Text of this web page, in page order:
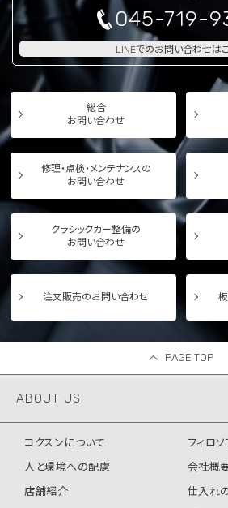
045-719-
LINEでのお問い合わせは
総合
お問い合わせ
修理・点検・メンテナンスの
お問い合わせ
クラシックカー整備の
お問い合わせ
注文販売のお問い合わせ
PAGE TOP
ABOUT US
コクスンについて
フィロソ
人と環境への配慮
会社概
店舗紹介
仕入れ